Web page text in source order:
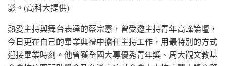
影。(高科大提供)
熱愛主持與舞台表達的蔡宗憲，曾受邀主持青年高峰論壇，
今日更在自己的畢業典禮中擔任主持工作，用最特別的方式
迎接畢業時刻。他曾獲全國大專優秀青年獎、周大觀文教基